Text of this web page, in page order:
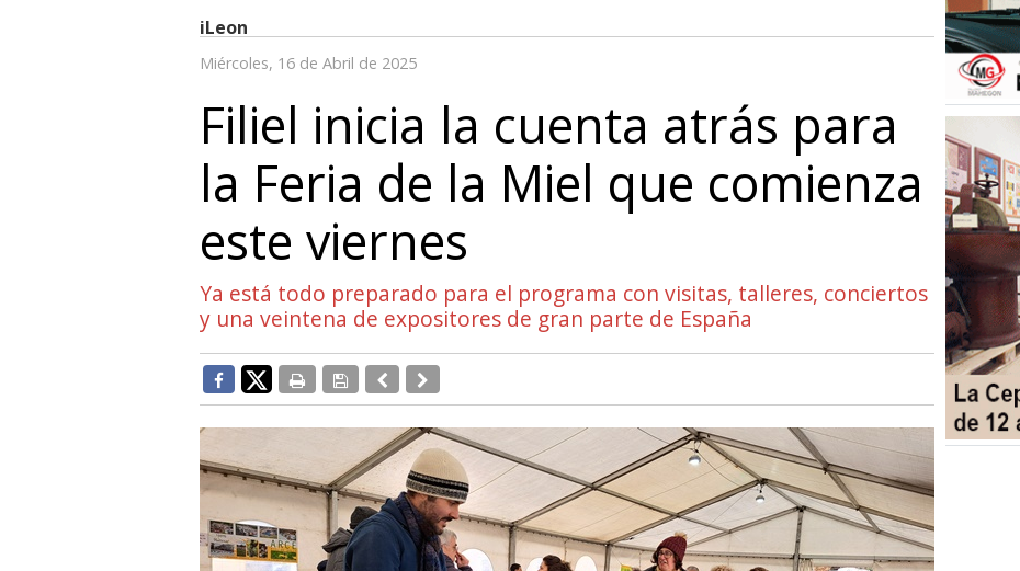
iLeon
Miércoles, 16 de Abril de 2025
Filiel inicia la cuenta atrás para
la Feria de la Miel que comienza
este viernes
Ya está todo preparado para el programa con visitas, talleres, conciertos
y una veintena de expositores de gran parte de España